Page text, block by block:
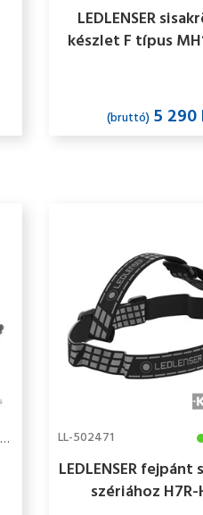
LEDLENSER
készlet F típus
(bruttó)5 290
LL-502471
LEDLENSER
szériához H7R-